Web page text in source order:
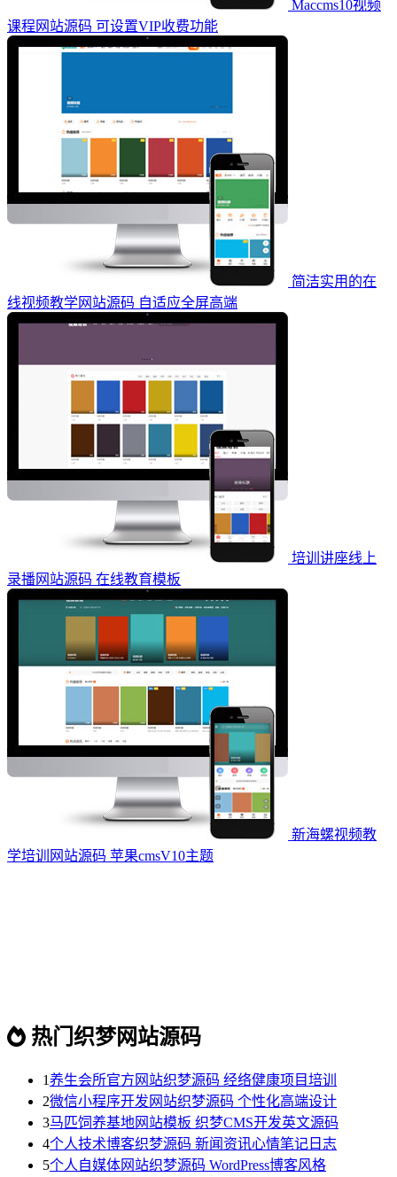
Maccms10视频
课程网站源码 可设置VIP收费功能
简洁实用的在
线视频教学网站源码 自适应全屏高端
培训讲座线上
录播网站源码 在线教育模板
新海螺视频教
学培训网站源码 苹果cmsV10主题
热门织梦网站源码
1养生会所官方网站织梦源码 经络健康项目培训
2微信小程序开发网站织梦源码 个性化高端设计
3马匹饲养基地网站模板 织梦CMS开发英文源码
4个人技术博客织梦源码 新闻资讯心情笔记日志
5个人自媒体网站织梦源码 WordPress博客风格